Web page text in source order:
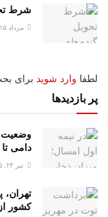
شرط
مرداد ۱۵, ۱۴۰۵
لطفا وارد شوید برای
پر بازدیدها
وضعیت
دامی
تیر ۲۴, ۱۴۰۵
کشور